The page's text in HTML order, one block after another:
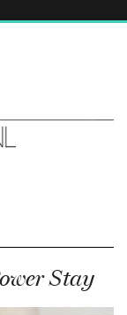
Stay